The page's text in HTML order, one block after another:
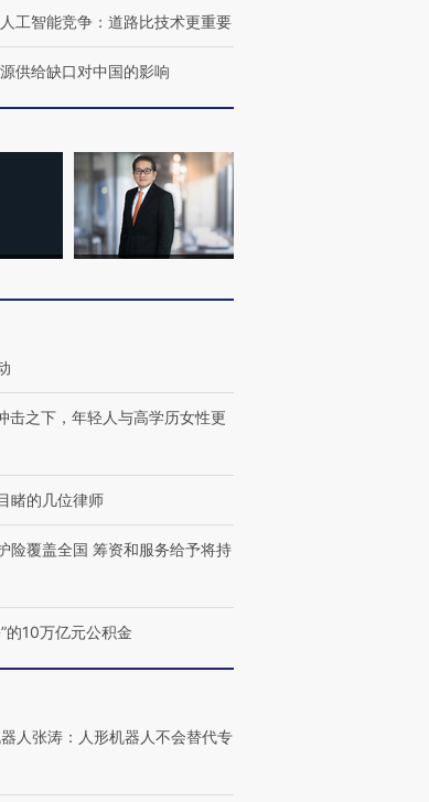
128毫米 紧急转移近
4000人
雨 3小时累计雨量超80毫
米
工智能竞争：道路比技术更重要
供给缺口对中国的影响
击之下，年轻人与高学历女性更
睹的几位律师
险覆盖全国 筹资和服务给予将持
的10万亿元公积金
人张涛：人形机器人不会替代专